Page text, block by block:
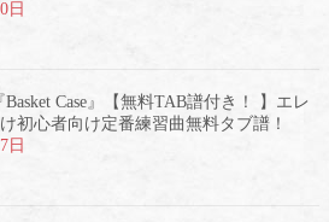
日
Basket Case』【無料TAB譜付き！ 】エレ
初心者向け定番練習曲無料タブ譜！
日